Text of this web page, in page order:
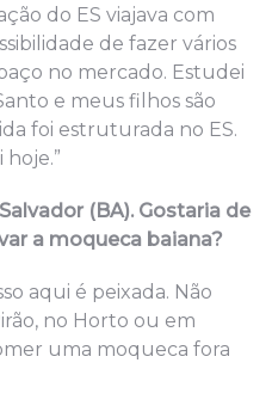
do ES viajava com
de fazer vários
no mercado. Estudei
e meus filhos são
foi estruturada no ES.
(BA). Gostaria de
a moqueca baiana?
aqui é peixada. Não
no Horto ou em
uma moqueca fora